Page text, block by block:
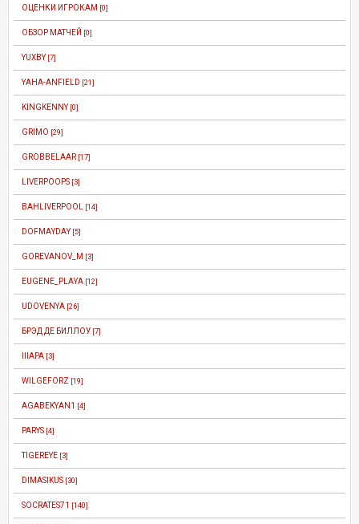
ОЦЕНКИ ИГРОКАМ [0]
ОБЗОР МАТЧЕЙ [0]
YUXBY [7]
YAHA-ANFIELD [21]
KINGKENNY [0]
GRIMO [29]
GROBBELAAR [17]
LIVERPOOPS [3]
BAHLIVERPOOL [14]
DOFMAYDAY [5]
GOREVANOV_M [3]
EUGENE_PLAYA [12]
UDOVENYA [26]
БРЭД ДЕ БИЛЛОУ [7]
IIIAPA [3]
WILGEFORZ [19]
AGABEKYAN1 [4]
PARYS [4]
TIGEREYE [3]
DIMASIKUS [30]
SOCRATES71 [140]